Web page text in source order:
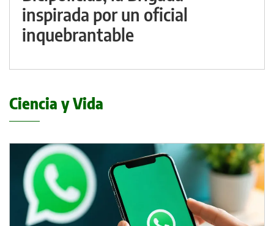
inspirada por un oficial
inquebrantable
Ciencia y Vida